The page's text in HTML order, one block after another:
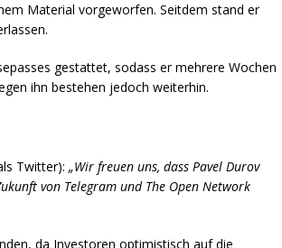
Material vorgeworfen. Seitdem stand er
gestattet, sodass er mehrere Wochen
ihn bestehen jedoch weiterhin.
Twitter): „Wir freuen uns, dass Pavel Durov
von Telegram und The Open Network
da Investoren optimistisch auf die